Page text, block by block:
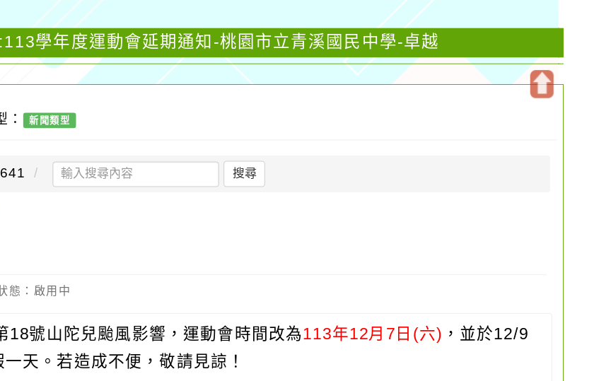
學年度運動會延期通知-桃園市立青溪國民中學-卓越
： 新聞類型
搜尋
態：啟用中
18號山陀兒颱風影響，運動會時間改為113年12月7日(六) ，並於12/9
天。若造成不便，敬請見諒！